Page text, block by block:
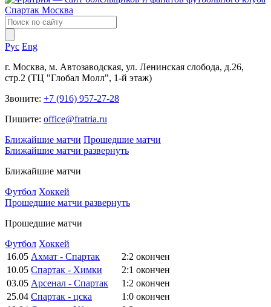
Рус Eng
г. Москва, м. Автозаводская, ул. Ленинская слобода, д.26,
стр.2 (ТЦ "Глобал Молл", 1-й этаж)
Звоните: +7 (916) 957-27-28
Пишите: office@fratria.ru
Ближайшие матчи Прошедшие матчи
Ближайшие матчи развернуть
Ближайшие матчи
Футбол Хоккей
Прошедшие матчи развернуть
Прошедшие матчи
Футбол Хоккей
16.05 Ахмат - Спартак 2:2 окончен
10.05 Спартак - Химки 2:1 окончен
03.05 Арсенал - Спартак 1:2 окончен
25.04 Спартак - цска 1:0 окончен